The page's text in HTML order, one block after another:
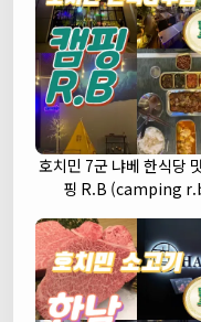
호치민 7군 냐베 한식당
핑 R.B (camping